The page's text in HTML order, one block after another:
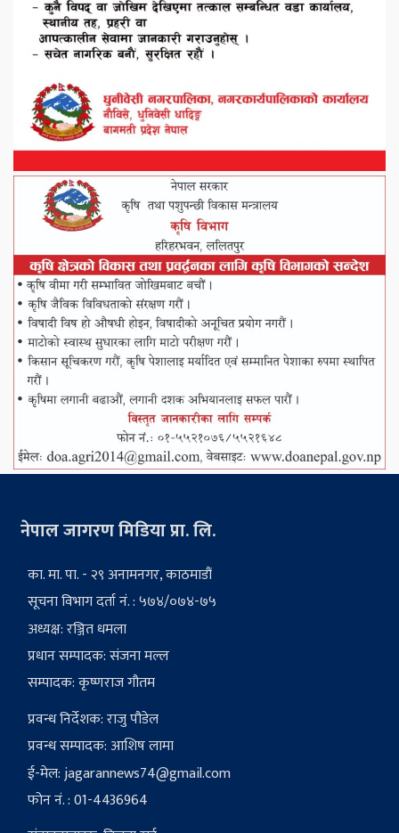
नेपाल जागरण मिडिया प्रा. लि.
का. मा. पा. - २९ अनामनगर, काठमाडौं
सूचना विभाग दर्ता नं. : ५७४/०७४-७५
अध्यक्ष: रञ्जित धमला
प्रधान सम्पादक: संजना मल्ल
सम्पादक: कृष्णराज गौतम
प्रवन्ध निर्देशक: राजु पौडेल
प्रवन्ध सम्पादक: आशिष लामा
ई-मेल:jagarannews74@gmail.com
फोन नं. : 01-4436964